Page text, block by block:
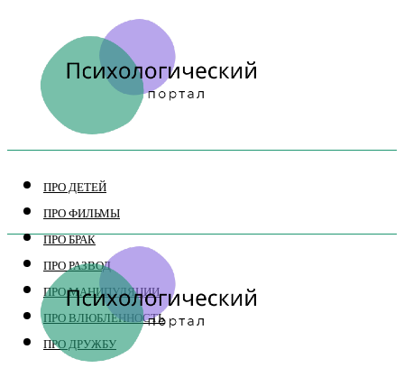
ПРО ДЕТЕЙ
ПРО ФИЛЬМЫ
ПРО БРАК
ПРО РАЗВОД
ПРО МАНИПУЛЯЦИИ
ПРО ВЛЮБЛЕННОСТЬ
ПРО ДРУЖБУ